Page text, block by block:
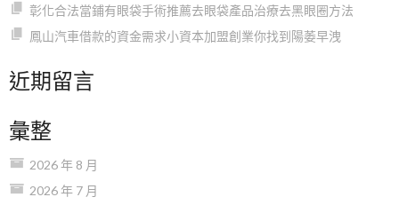
彰化合法當鋪有眼袋手術推薦去眼袋產品治療去黑眼圈方法
鳳山汽車借款的資金需求小資本加盟創業你找到陽萎早洩
近期留言
彙整
2026 年 8 月
2026 年 7 月